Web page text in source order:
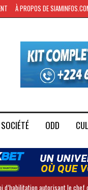
À PROPOS DE
SOCIÉTÉ ODD
d’habilitation autorisant le